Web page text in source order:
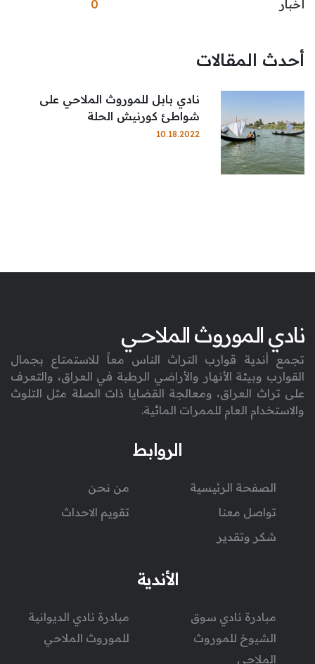
أخبار
0
أحدث المقالات
نادي بابل للموروث الملاحي على
شواطئ كورنيش الحلة
10.18.2022
نادي الموروث الملاحــــــــــي
تجمع أندية قوارب التراث الناس معاً للاستمتاع بجمال
القوارب وبيئة الأنهار والأراضي الرطبة في العراق، والتعرف
على تراث العراق، ومعالجة القضايا ذات الصلة مثل التلوث
والاستخدام العام للممرات المائية.
الروابط
الصفحة الرئيسية
من نحن
تواصل معنا
تقويم الاحداث
شكر وتقدير
الأندية
مبادرة نادي سوق
الشيوخ للموروث
الملاحي
مبادرة نادي الديوانية
للموروث الملاحي